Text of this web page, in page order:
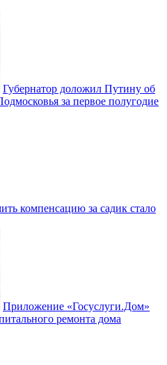
Губернатор доложил Путину об
за первое полугодие
компенсацию за садик стало
Приложение «Госуслуги.Дом»
ремонта дома